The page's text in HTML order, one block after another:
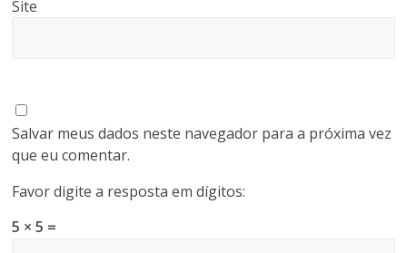
Site
Salvar meus dados neste navegador para a próxima vez
que eu comentar.
Favor digite a resposta em dígitos:
5 × 5 =